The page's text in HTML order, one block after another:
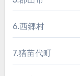
6.西郷村
7.猪苗代町